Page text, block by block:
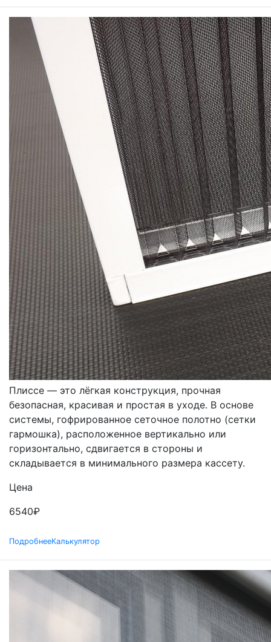
МОСКИТНЫЕ СЕТКИ
ПЛИССЕ
Плиссе — это лёгкая конструкция, прочная
безопасная, красивая и простая в уходе. В основе
системы, гофрированное сеточное полотно (сетки
гармошка), расположенное вертикально или
горизонтально, сдвигается в стороны и
складывается в минимального размера кассету.
Цена
6540₽
ПодробнееКалькулятор